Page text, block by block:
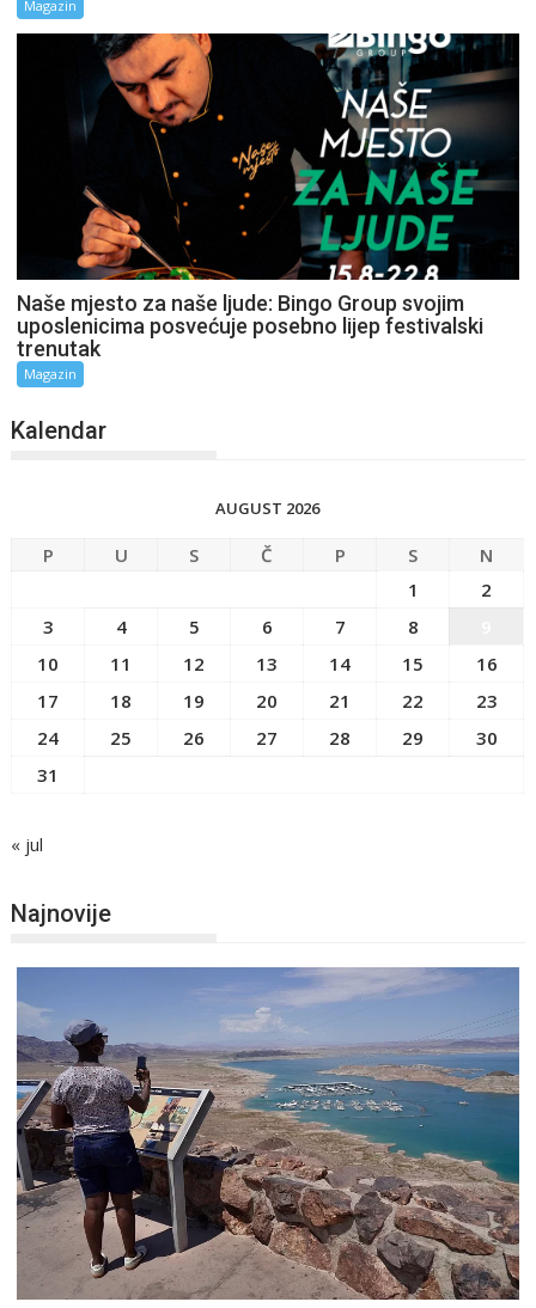
Magazin
Naše mjesto za naše ljude: Bingo Group svojim
uposlenicima posvećuje posebno lijep festivalski
trenutak
Magazin
Kalendar
AUGUST 2026
P U S Č P S
N
1
2
3
4 5 6 7 8
10
11 12 13 14 15
16
17
18 19 20 21 22
23
24
25 26 27 28 29
30
31
« jul
Najnovije